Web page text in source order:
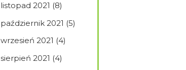
listopad 2021 (8)
październik 2021 (5)
wrzesień 2021 (4)
sierpień 2021 (4)